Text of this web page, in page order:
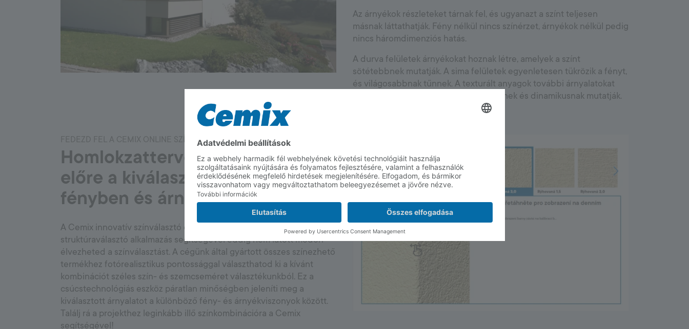
Az árnyékok részleteket tárnak fel, és ugyanazt a színt teljesen
másnak láttathatják. Fény nélkül nincs színérzet, árnyékok nélkül pedig
nincs háromdimenziós hatás.
A durva felületek árnyékokat hoznak létre, amelyek a színt
sötétebbnek mutatják. A sima felületek egyenletesen tükrözik a fényt,
és világosabbnak tűnnek. A texturált anyagok további árnyalatokat
hoznak létre, amelyek a színeket élénknek és dinamikusnak mutatják.
FEDEZD FEL A CEMIX ONLINE SZÍNVÁLASZTÓJÁT!
Homlokzattervezés: próbáld ki
előre a kiválasztott színeket
fényben és árnyékban!
A Cemix innovatív színválasztó eszközével, homlokzati vakolat szín- és
struktúraválasztó alkalmazás segítségével eddig nem látott módon
élvezheted a színválasztást. A cégünk által gyártott összes színezhető
termékhez fotórealisztikus pontossággal választhatod ki a kívánt
kombinációt széles szín- és szemcseméret választékunkból. Ez a
csúcstechnológiás eszköz páratlan minőségben jeleníti meg a
kiválasztott árnyalatot a különböző fény- és árnyékviszonyok között.
Találj rá a projekthez leginkább illő színkombinációra a Cemix
segítségével!